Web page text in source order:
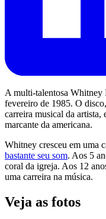
A multi-talentosa Whitney
fevereiro de 1985. O
carreira musical da
marcante da americana.
Whitney cresceu em uma
bastante seu som. Aos 5
coral da igreja. Aos 12
uma carreira na música.
Veja as fotos